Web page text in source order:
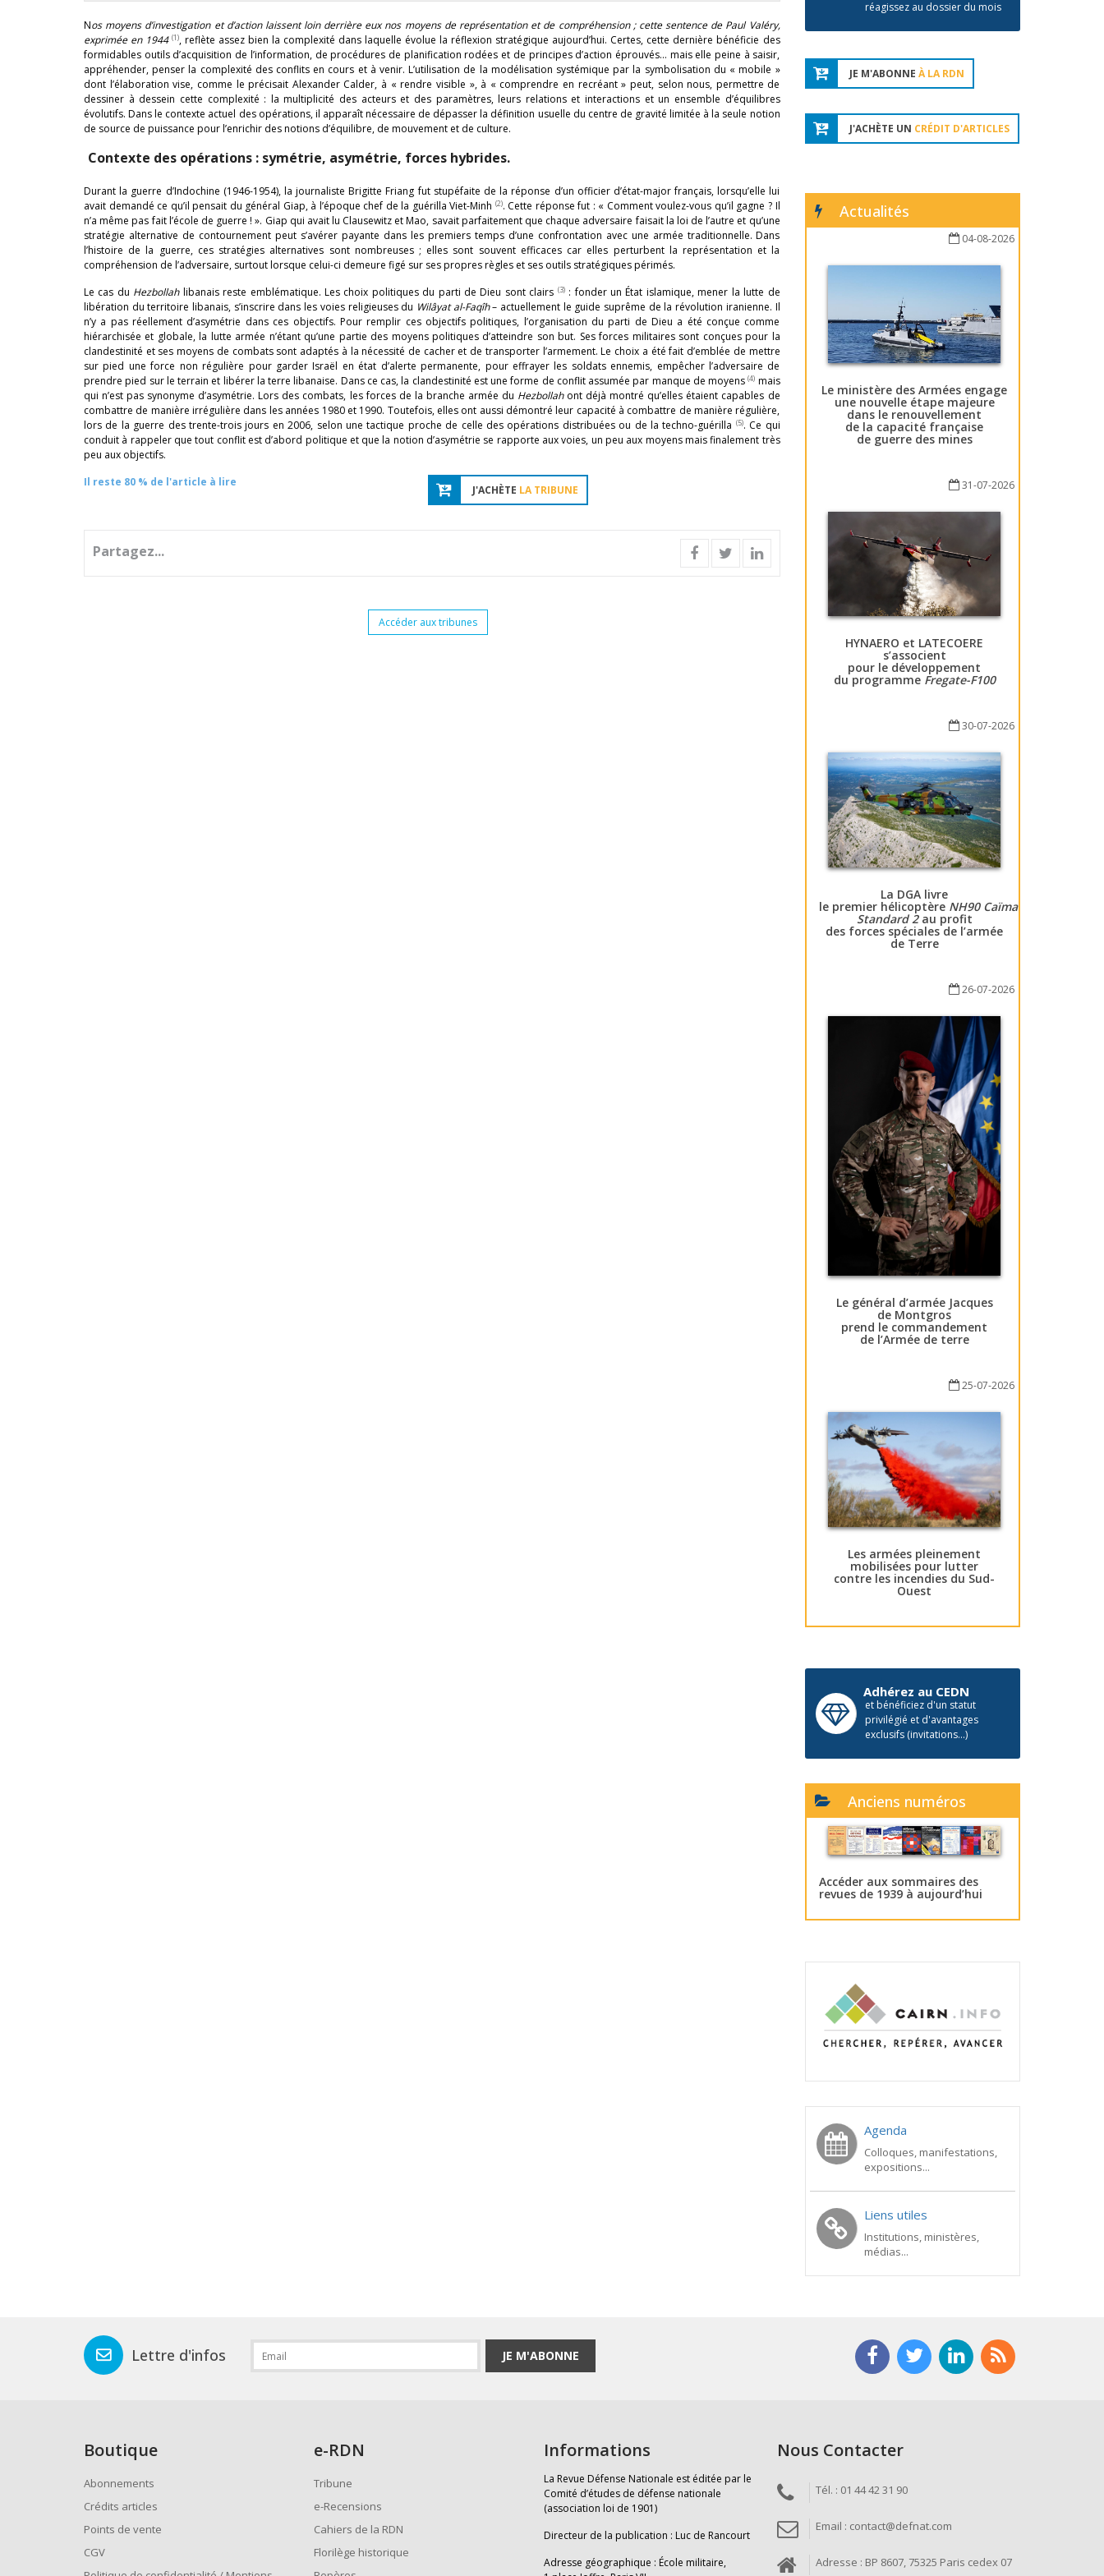
Nos moyens d’investigation et d’action laissent loin derrière eux nos moyens de représentation et de compréhension ; cette sentence de Paul Valéry,
exprimée en 1944 (1), reflète assez bien la complexité dans laquelle évolue la réflexion stratégique aujourd’hui. Certes, cette dernière bénéficie des
formidables outils d’acquisition de l’information, de procédures de planification rodées et de principes d’action éprouvés… mais elle peine à saisir,
appréhender, penser la complexité des conflits en cours et à venir. L’utilisation de la modélisation systémique par la symbolisation du « mobile »
dont l’élaboration vise, comme le précisait Alexander Calder, à « rendre visible », à « comprendre en recréant » peut, selon nous, permettre de
dessiner à dessein cette complexité : la multiplicité des acteurs et des paramètres, leurs relations et interactions et un ensemble d’équilibres
évolutifs. Dans le contexte actuel des opérations, il apparaît nécessaire de dépasser la définition usuelle du centre de gravité limitée à la seule notion
de source de puissance pour l’enrichir des notions d’équilibre, de mouvement et de culture.
Contexte des opérations : symétrie, asymétrie, forces hybrides.
Durant la guerre d’Indochine (1946-1954), la journaliste Brigitte Friang fut stupéfaite de la réponse d’un officier d’état-major français, lorsqu’elle lui
avait demandé ce qu’il pensait du général Giap, à l’époque chef de la guérilla Viet-Minh (2). Cette réponse fut : « Comment voulez-vous qu’il gagne ? Il
n’a même pas fait l’école de guerre ! ». Giap qui avait lu Clausewitz et Mao, savait parfaitement que chaque adversaire faisait la loi de l’autre et qu’une
stratégie alternative de contournement peut s’avérer payante dans les premiers temps d’une confrontation avec une armée traditionnelle. Dans
l’histoire de la guerre, ces stratégies alternatives sont nombreuses ; elles sont souvent efficaces car elles perturbent la représentation et la
compréhension de l’adversaire, surtout lorsque celui-ci demeure figé sur ses propres règles et ses outils stratégiques périmés.
Le cas du Hezbollahlibanais reste emblématique. Les choix politiques du parti de Dieu sont clairs (3): fonder un État islamique, mener la lutte de
libération du territoire libanais, s’inscrire dans les voies religieuses du Wilâyat al-Faqîh– actuellement le guide suprême de la révolution iranienne. Il
n’y a pas réellement d’asymétrie dans ces objectifs. Pour remplir ces objectifs politiques, l’organisation du parti de Dieu a été conçue comme
hiérarchisée et globale, la lutte armée n’étant qu’une partie des moyens politiques d’atteindre son but. Ses forces militaires sont conçues pour la
clandestinité et ses moyens de combats sont adaptés à la nécessité de cacher et de transporter l’armement. Le choix a été fait d’emblée de mettre
sur pied une force non régulière pour garder Israël en état d’alerte permanente, pour effrayer les soldats ennemis, empêcher l’adversaire de
prendre pied sur le terrain et libérer la terre libanaise. Dans ce cas, la clandestinité est une forme de conflit assumée par manque de moyens(4) mais
qui n’est pas synonyme d’asymétrie. Lors des combats, les forces de la branche armée du Hezbollahont déjà montré qu’elles étaient capables de
combattre de manière irrégulière dans les années 1980 et 1990. Toutefois, elles ont aussi démontré leur capacité à combattre de manière régulière,
lors de la guerre des trente-trois jours en 2006, selon une tactique proche de celle des opérations distribuées ou de la techno-guérilla (5). Ce qui
conduit à rappeler que tout conflit est d’abord politique et que la notion d’asymétrie se rapporte aux voies, un peu aux moyens mais finalement très
peu aux objectifs.
Il reste 80 % de l'article à lire
J'ACHÈTE LA TRIBUNE
Partagez...
Accéder aux tribunes
réagissez au dossier du mois
JE M'ABONNE À LA RDN
J'ACHÈTE UN CRÉDIT D'ARTICLES
Actualités
04-08-2026
Le ministère des Armées engage
une nouvelle étape majeure
dans le renouvellement
de la capacité française
de guerre des mines
31-07-2026
HYNAERO et LATECOERE
s’associent
pour le développement
du programme Fregate-F100
30-07-2026
La DGA livre
le premier hélicoptère NH90 Caïman
Standard 2au profit
des forces spéciales de l’armée
de Terre
26-07-2026
Le général d’armée Jacques
de Montgros
prend le commandement
de l’Armée de terre
25-07-2026
Les armées pleinement
mobilisées pour lutter
contre les incendies du Sud-
Ouest
Adhérez au CEDN
et bénéficiez d'un statut
privilégié et d'avantages
exclusifs (invitations...)
Anciens numéros
Accéder aux sommaires des
revues de 1939 à aujourd’hui
Agenda
Colloques, manifestations,
expositions...
Liens utiles
Institutions, ministères,
médias...
Lettre d'infos JE M'ABONNE
Boutique
Abonnements
Crédits articles
Points de vente
CGV
e-RDN
Tribune
e-Recensions
Cahiers de la RDN
Florilège historique
Informations
La Revue Défense Nationale est éditée par le
Comité d’études de défense nationale
(association loi de 1901)
Directeur de la publication : Luc de Rancourt
Adresse géographique : École militaire,
Nous Contacter
Tél. : 01 44 42 31 90
Email : contact@defnat.com
Adresse : BP 8607, 75325 Paris cedex 07